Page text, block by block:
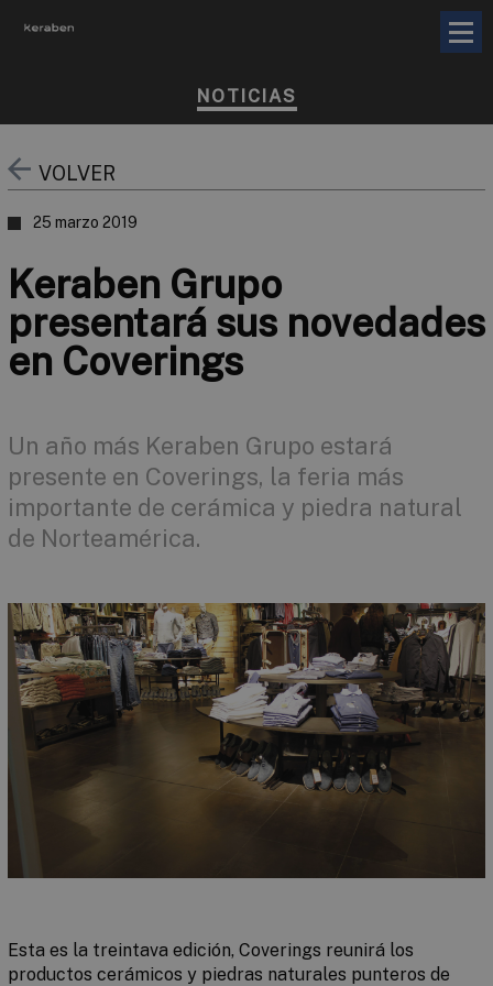
NOTICIAS
VOLVER
25 marzo 2019
Keraben Grupo
presentará sus novedades
en Coverings
Un año más Keraben Grupo estará
presente en Coverings, la feria más
importante de cerámica y piedra natural
de Norteamérica.
Esta es la treintava edición, Coverings reunirá los
productos cerámicos y piedras naturales punteros de